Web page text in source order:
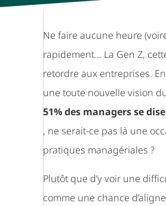
Ne faire aucune heure
rapidement… La Gen Z,
retordre aux entreprises.
une toute nouvelle vision
51% des managers se
, ne serait-ce pas là une
pratiques managériales ?
Plutôt que d’y voir une
comme une chance